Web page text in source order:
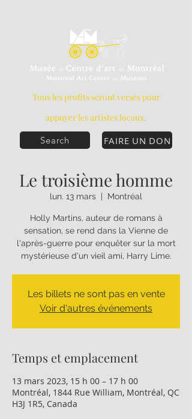
FAIRE UN DON
Tous les profits seront versés pour
appuyer les artistes locaux.
Search
Le troisième homme
lun. 13 mars Montréal
Holly Martins, auteur de romans à
sensation, se rend dans la Vienne de
l'après-guerre pour enquêter sur la mort
mystérieuse d'un vieil ami, Harry Lime.
Les billets ne sont pas en vente
Voir d'autres événements
Temps et emplacement
13 mars 2023, 15 h 00 – 17 h 00
Montréal, 1844 Rue William, Montréal, QC
H3J 1R5, Canada